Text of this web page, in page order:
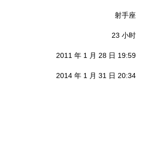
射手座
23 小时
2011 年 1 月 28 日 19:59
2014 年 1 月 31 日 20:34